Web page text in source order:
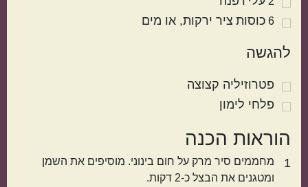
6 כוסות ציר ירקות או מים
להגשה
פטרוזיליה קצוצה
פלחי לימון
הוראות הכנה
1
מחממים סיר מרק על חום בינוני. מוסיפים את השמן
ומטגנים את הבצל כ-2 דקות.
ישראלי
אמריקאי